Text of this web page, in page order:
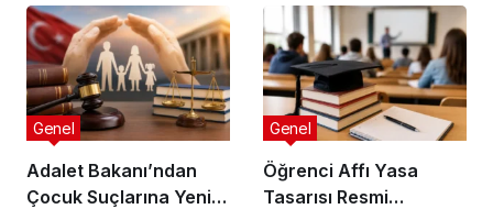
Adalet Bakanı’ndan
Çocuk Suçlarına Yeni
Genel
Öğrenci Affı Yasa
Tasarısı Resmi
Genel